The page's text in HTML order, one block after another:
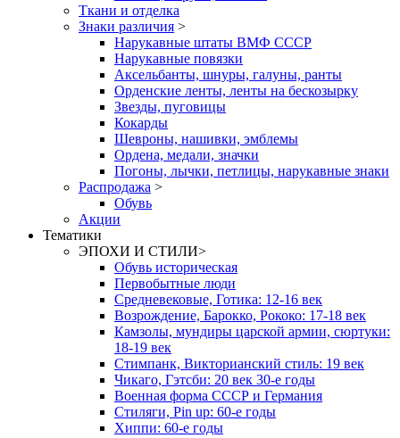
Ткани и отделка
Знаки различия >
Нарукавные штаты ВМФ СССР
Нарукавные повязки
Аксельбанты, шнуры, галуны, ранты
Орденские ленты, ленты на бескозырку
Звезды, пуговицы
Кокарды
Шевроны, нашивки, эмблемы
Ордена, медали, значки
Погоны, лычки, петлицы, нарукавные знаки
Распродажа >
Обувь
Акции
Тематики
ЭПОХИ И СТИЛИ>
Обувь историческая
Первобытные люди
Средневековые, Готика: 12-16 век
Возрождение, Барокко, Рококо: 17-18 век
Камзолы, мундиры царской армии, сюртуки:
18-19 век
Стимпанк, Викторианский стиль: 19 век
Чикаго, Гэтсби: 20 век 30-е годы
Военная форма СССР и Германия
Стиляги, Pin up: 60-е годы
Хиппи: 60-е годы